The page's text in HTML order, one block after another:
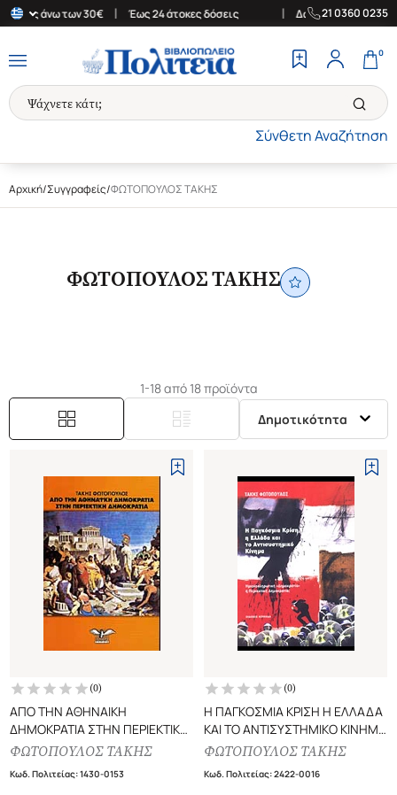
άνω των 30€ | Έως 24 άτοκες δόσεις Δωρεάν Μεταφορικά
21 0360 0235
Σύνθετη Αναζήτηση
0
Αρχική/Συγγραφείς/ΦΩΤΟΠΟΥΛΟΣ ΤΑΚΗΣ
ΦΩΤΟΠΟΥΛΟΣ ΤΑΚΗΣ
1-18 από 18 προϊόντα
Δημοτικότητα
(0)
ΑΠΟ ΤΗΝ ΑΘΗΝΑΙΚΗ
ΔΗΜΟΚΡΑΤΙΑ ΣΤΗΝ ΠΕΡΙΕΚΤΙΚΗ
ΔΗΜΟΚΡΑΤΙΑ
ΦΩΤΟΠΟΥΛΟΣ ΤΑΚΗΣ
Κωδ. Πολιτείας:1430-0153
(0)
Η ΠΑΓΚΟΣΜΙΑ ΚΡΙΣΗ Η ΕΛΛΑΔΑ
ΚΑΙ ΤΟ ΑΝΤΙΣΥΣΤΗΜΙΚΟ ΚΙΝΗΜΑ
ΗΜΙΟΛΟΚΛΗΡΩΤΙΚΗ
ΔΗΜΟΚΡΑΤΙΑ;
ΦΩΤΟΠΟΥΛΟΣ ΤΑΚΗΣ
Κωδ. Πολιτείας:2422-0016